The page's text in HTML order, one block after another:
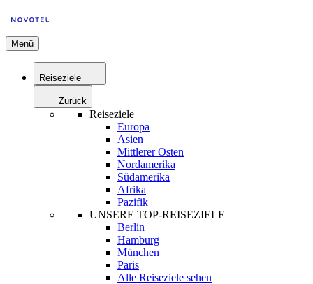
Menü
Reiseziele
Zurück
Reiseziele
Europa
Asien
Mittlerer Osten
Nordamerika
Südamerika
Afrika
Pazifik
UNSERE TOP-REISEZIELE
Berlin
Hamburg
München
Paris
Alle Reiseziele sehen